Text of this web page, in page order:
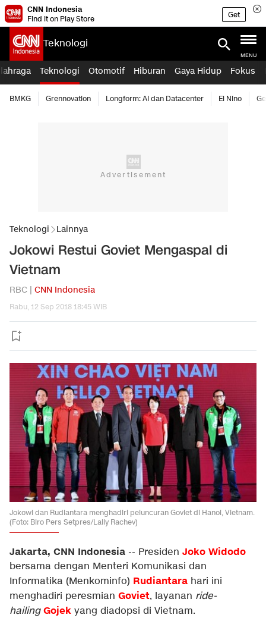
CNN Indonesia
Find it on Play Store
Get
Teknologi
MENU
Teknologi Otomotif Hiburan Gaya Hidup Fokus
BMKG Grennovation Longform: AI dan Datacenter El Nino
Teknologi Lainnya
Jokowi Restui Goviet Mengaspal di
Vietnam
RBC | CNN Indonesia
Rabu, 12 Sep 2018 18:45 WIB
Jokowi dan Rudiantara menghadiri peluncuran Goviet di Hanoi, Vietnam.
(Foto: Biro Pers Setpres/Laily Rachev)
Jakarta, CNN Indonesia -- Presiden Joko Widodo
bersama dengan Menteri Komunikasi dan
Informatika (Menkominfo) Rudiantara hari ini
menghadiri peresmian Goviet, layanan ride-
hailing Gojek yang diadopsi di Vietnam.